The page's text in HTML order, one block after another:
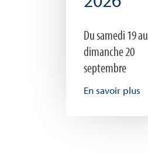
Du samedi 19 au
dimanche 20
septembre
En savoir plus